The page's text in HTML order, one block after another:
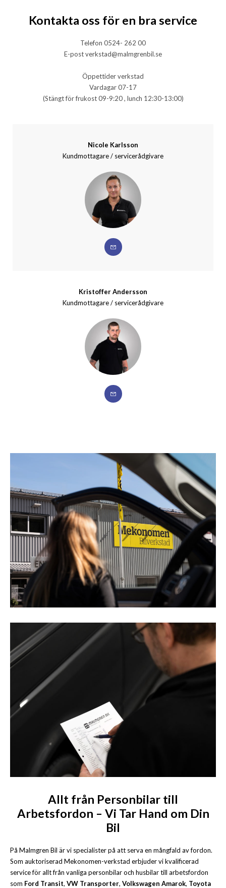
Kontakta oss för en bra service
Telefon 0524- 262 00
E-post verkstad@malmgrenbil.se
Öppettider verkstad
Vardagar 07-17
(Stängt för frukost 09-9:20 , lunch 12:30-13:00)
Nicole Karlsson
Kundmottagare / servicerådgivare
Kristoffer Andersson
Kundmottagare / servicerådgivare
Allt från Personbilar till
Arbetsfordon – Vi Tar Hand om Din
Bil
På Malmgren Bil är vi specialister på att serva en mångfald av fordon.
Som auktoriserad Mekonomen-verkstad erbjuder vi kvalificerad
service för allt från vanliga personbilar och husbilar till arbetsfordon
som Ford Transit, VW Transporter, Volkswagen Amarok, Toyota